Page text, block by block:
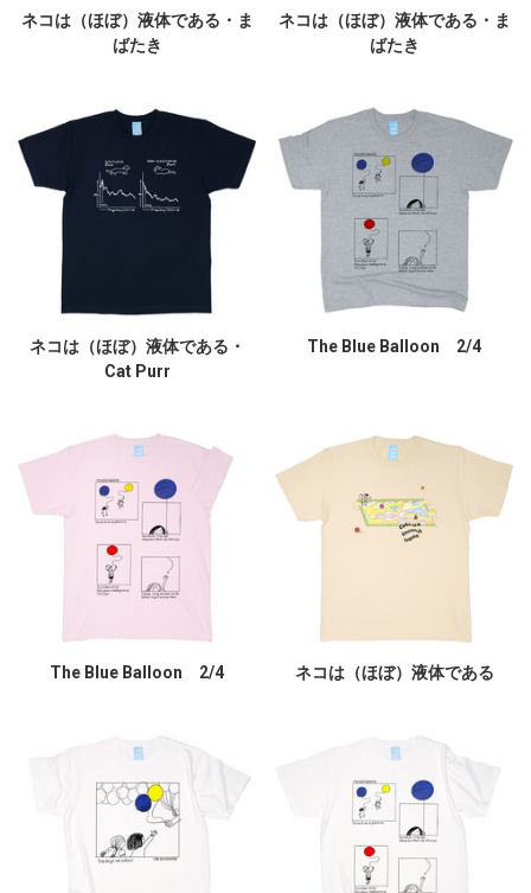
ネコは（ほぼ）液体である・ま
ばたき
ネコは（ほぼ）液体である・ま
ばたき
ネコは（ほぼ）液体である・
Cat Purr
The Blue Balloon 2/4
The Blue Balloon 2/4 ネコは（ほぼ）液体である